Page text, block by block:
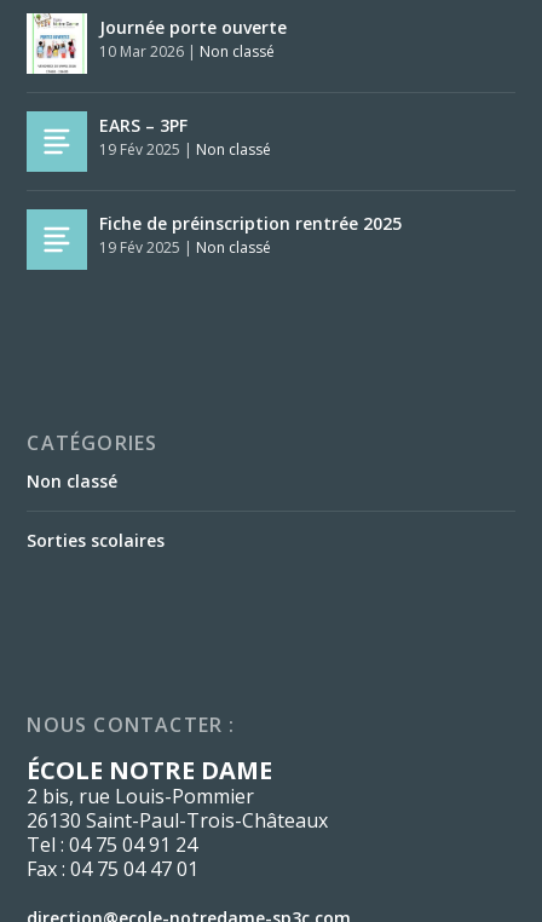
Journée porte ouverte
10 Mar 2026 | Non classé
EARS – 3PF
19 Fév 2025 | Non classé
Fiche de préinscription rentrée 2025
19 Fév 2025 | Non classé
CATÉGORIES
Non classé
Sorties scolaires
NOUS CONTACTER :
ÉCOLE NOTRE DAME
2 bis, rue Louis-Pommier
26130 Saint-Paul-Trois-Châteaux
Tel : 04 75 04 91 24
Fax : 04 75 04 47 01